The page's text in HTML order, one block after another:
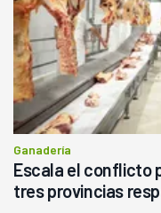
Ganadería
Escala el conflicto
tres provincias